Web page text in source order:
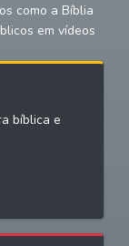
como a Bíblia
em vídeos
bíblica e